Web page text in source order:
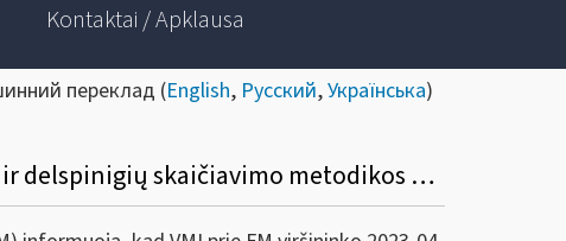
Kontaktai / Apklausa
переклад (English, Русский,Українська)
Dėl VMI prie FM viršininko 2007 m. kovo 28 d. Įsakymo Nr. VA-25 „Dėl baudų skyrimo ir delspinigių skaičiavimo metodikos patvirtinimo“, pakeitimo